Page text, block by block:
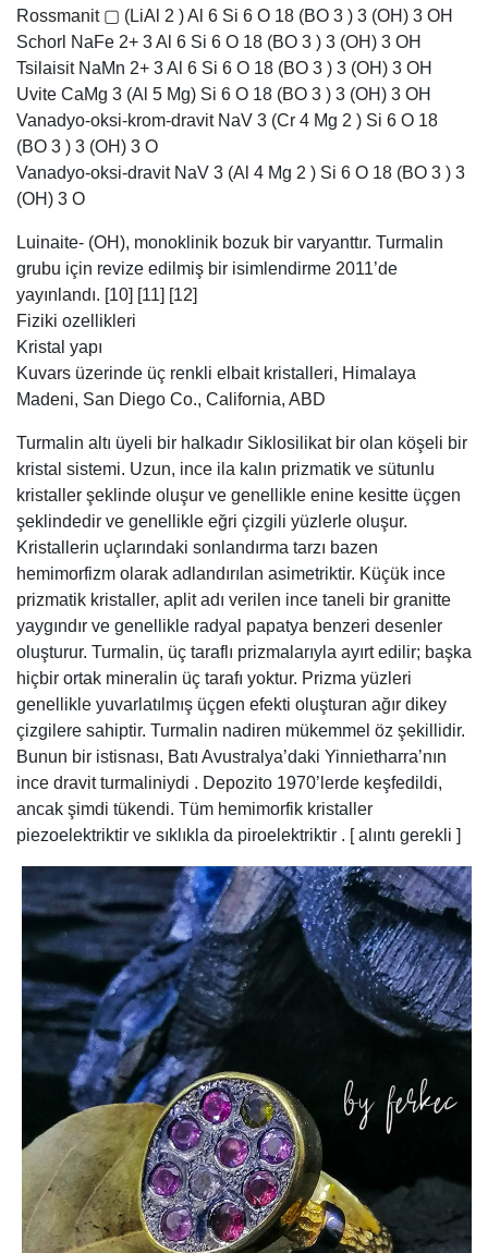
Rossmanit ▢ (LiAl 2 ) Al 6 Si 6 O 18 (BO 3 ) 3 (OH) 3 OH
Schorl NaFe 2+ 3 Al 6 Si 6 O 18 (BO 3 ) 3 (OH) 3 OH
Tsilaisit NaMn 2+ 3 Al 6 Si 6 O 18 (BO 3 ) 3 (OH) 3 OH
Uvite CaMg 3 (Al 5 Mg) Si 6 O 18 (BO 3 ) 3 (OH) 3 OH
Vanadyo-oksi-krom-dravit NaV 3 (Cr 4 Mg 2 ) Si 6 O 18
(BO 3 ) 3 (OH) 3 O
Vanadyo-oksi-dravit NaV 3 (Al 4 Mg 2 ) Si 6 O 18 (BO 3 ) 3
(OH) 3 O
Luinaite- (OH), monoklinik bozuk bir varyanttır. Turmalin
grubu için revize edilmiş bir isimlendirme 2011’de
yayınlandı. [10] [11] [12]
Fiziki ozellikleri
Kristal yapı
Kuvars üzerinde üç renkli elbait kristalleri, Himalaya
Madeni, San Diego Co., California, ABD
Turmalin altı üyeli bir halkadır Siklosilikat bir olan köşeli bir
kristal sistemi. Uzun, ince ila kalın prizmatik ve sütunlu
kristaller şeklinde oluşur ve genellikle enine kesitte üçgen
şeklindedir ve genellikle eğri çizgili yüzlerle oluşur.
Kristallerin uçlarındaki sonlandırma tarzı bazen
hemimorfizm olarak adlandırılan asimetriktir. Küçük ince
prizmatik kristaller, aplit adı verilen ince taneli bir granitte
yaygındır ve genellikle radyal papatya benzeri desenler
oluşturur. Turmalin, üç taraflı prizmalarıyla ayırt edilir; başka
hiçbir ortak mineralin üç tarafı yoktur. Prizma yüzleri
genellikle yuvarlatılmış üçgen efekti oluşturan ağır dikey
çizgilere sahiptir. Turmalin nadiren mükemmel öz şekillidir.
Bunun bir istisnası, Batı Avustralya’daki Yinnietharra’nın
ince dravit turmaliniydi . Depozito 1970’lerde keşfedildi,
ancak şimdi tükendi. Tüm hemimorfik kristaller
piezoelektriktir ve sıklıkla da piroelektriktir . [ alıntı gerekli ]